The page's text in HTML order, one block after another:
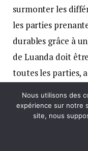
surmonter les
les parties
durables grâce à
de Luanda doit
toutes les parties,
dérailler. Toute
SAMIDRC doit
droits humains,
Nous utilisons des
expérience sur notre
site, nous